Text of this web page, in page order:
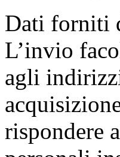
Dati forniti
L’invio
agli
rispondere